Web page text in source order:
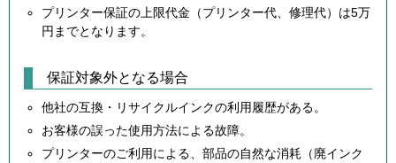
プリンター保証の上限代金（プリンター代、修理代）は5万
円までとなります。
保証対象外となる場合
他社の互換・リサイクルインクの利用履歴がある。
お客様の誤った使用方法による故障。
プリンターのご利用による、部品の自然な消耗（廃インク